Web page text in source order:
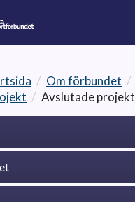
/ Om förbundet /
/ Avslutade projekt